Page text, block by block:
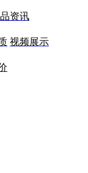
资讯
视频展示